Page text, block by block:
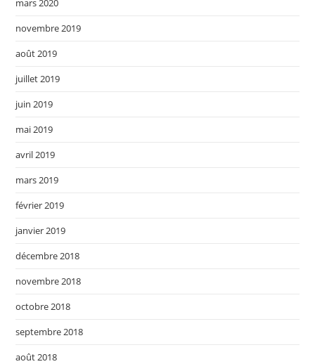
mars 2020
novembre 2019
août 2019
juillet 2019
juin 2019
mai 2019
avril 2019
mars 2019
février 2019
janvier 2019
décembre 2018
novembre 2018
octobre 2018
septembre 2018
août 2018